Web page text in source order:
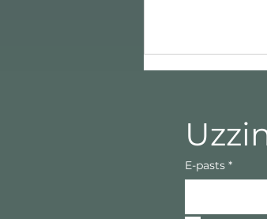
E-pasts *